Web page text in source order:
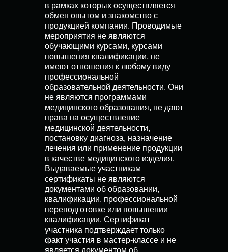
в рамках которых осуществляется
обмен опытом и знакомство с
продукцией компании. Проводимые
мероприятия не являются
обучающими курсами, курсами
повышения квалификации, не
имеют отношения к любому виду
профессиональной
образовательной деятельности. Они
не являются программами
медицинского образования, не дают
права на осуществление
медицинской деятельности,
постановку диагноза, назначение
лечения или применение продукции
в качестве медицинского изделия.
Выдаваемые участникам
сертификаты не являются
документами об образовании,
квалификации, профессиональной
переподготовке или повышении
квалификации. Сертификат
участника подтверждает только
факт участия в мастер-классе и не
является документом об